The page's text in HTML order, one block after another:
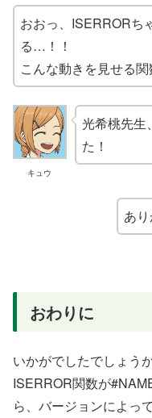
おおっ、ISERRORち
る…！！
こんな動きを見せる関
キュウ
光希桃先生
た！
あ
おわりに
いかがでしたでしょう
ISERROR関数が
ら、バージョンによっ